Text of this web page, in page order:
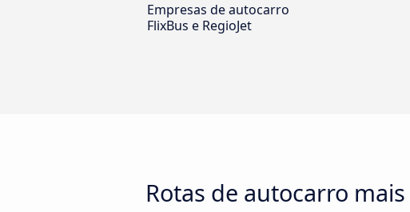
Empresas de autocarro
FlixBus e RegioJet
Rotas de autocarro